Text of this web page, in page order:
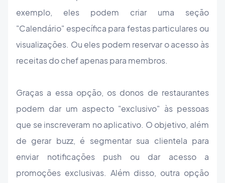
exemplo, eles podem criar uma seção
"Calendário" específica para festas particulares ou
visualizações. Ou eles podem reservar o acesso às
receitas do chef apenas para membros.
Graças a essa opção, os donos de restaurantes
podem dar um aspecto "exclusivo" às pessoas
que se inscreveram no aplicativo. O objetivo, além
de gerar buzz, é segmentar sua clientela para
enviar notificações push ou dar acesso a
promoções exclusivas. Além disso, outra opção